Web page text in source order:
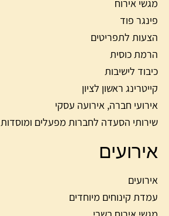
מגשי אירוח
פינגר פוד
הצעות לתפריטים
הרמת כוסית
כיבוד לישיבות
קייטרינג ראשון לציון
אירועי חברה, אירועה עסקי
שירותי הסעדה לחברות מפעלים ומוסדות
אירועים
אירועים
עמדת קינוחים מיוחדים